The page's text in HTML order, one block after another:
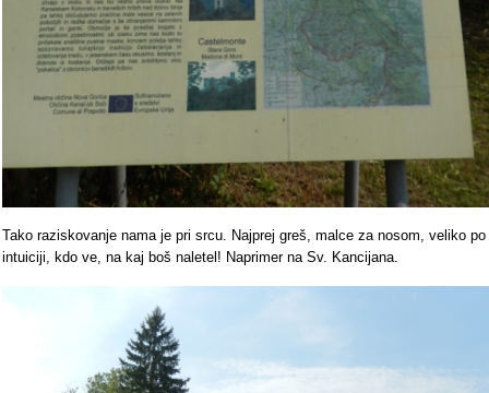
Tako raziskovanje nama je pri srcu. Najprej greš, malce za nosom, veliko po
intuiciji, kdo ve, na kaj boš naletel! Naprimer na Sv. Kancijana.